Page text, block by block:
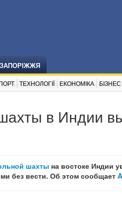
ТЕХНОЛОГІЇ ЕКОНОМІКА БІЗНЕС
в Индии
шахты на востоке Индии
без вести. Об этом сообщает